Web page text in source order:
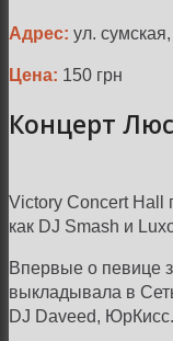
Адрес: ул.
Цена: 150 грн
Концерт
Victory Concert Hall
как DJ Smash и
Впервые о певице
выкладывала в
DJ Daveed, ЮрКисс.